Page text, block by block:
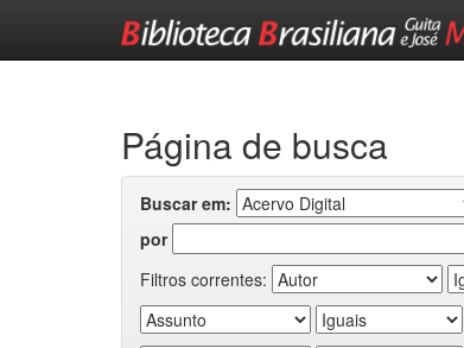
Página de busca
Buscar em:
por
Filtros correntes: